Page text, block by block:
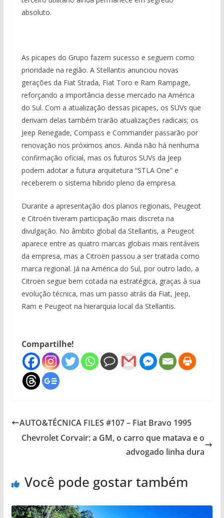
absoluto.
As picapes do Grupo fazem sucesso e seguem como
prioridade na região. A Stellantis anunciou novas
gerações da Fiat Strada, Fiat Toro e Ram Rampage,
reforçando a importância desse mercado na América
do Sul. Com a atualização dessas picapes, os SUVs que
derivam delas também trarão atualizações radicais; os
Jeep Renegade, Compass e Commander passarão por
renovação nos próximos anos. Ainda não há nenhuma
confirmação oficial, mas os futuros SUVs da Jeep
podem adotar a futura arquitetura “STLA One” e
receberem o sistema híbrido pleno da empresa.
Durante a apresentação dos planos regionais, Peugeot
e Citroën tiveram participação mais discreta na
divulgação. No âmbito global da Stellantis, a Peugeot
aparece entre as quatro marcas globais mais rentáveis
da empresa, mas a Citroën passou a ser tratada como
marca regional. Já na América do Sul, por outro lado, a
Citroën segue bem cotada na estratégica, graças à sua
evolução técnica, mas um passo atrás da Fiat, Jeep,
Ram e Peugeot na hierarquia local da Stellantis.
Compartilhe!
AUTO&TÉCNICA FILES #107 – Fiat Bravo 1995
Chevrolet Corvair: a GM, o carro que matava e o
advogado linha dura
Você pode gostar também